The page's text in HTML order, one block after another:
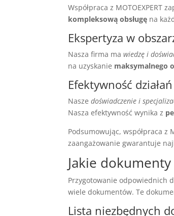
Współpraca z MOTOEXPERT
kompleksową obsługę na
Ekspertyza w
Nasza firma mawiedzę i
na uzyskanie maksymalnego
Efektywność działań
Naszedoświadczenie i
Nasza efektywność wynika z
Podsumowując, współpraca z
zaangażowanie gwarantuje
Jakie
Przygotowanie odpowiednich
wiele dokumentów. Te
Lista niezbędnych